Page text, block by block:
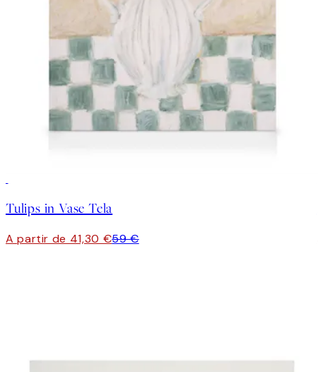
Tulips in Vase Tela
A partir de 41,30 €59 €